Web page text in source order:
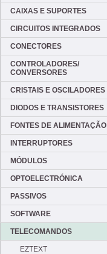
CAIXAS E SUPORTES
CIRCUITOS INTEGRADOS
CONECTORES
CONTROLADORES/
CONVERSORES
CRISTAIS E OSCILADORES
DIODOS E TRANSISTORES
FONTES DE ALIMENTAÇÃO
INTERRUPTORES
MÓDULOS
OPTOELECTRÓNICA
PASSIVOS
SOFTWARE
TELECOMANDOS
EZTEXT